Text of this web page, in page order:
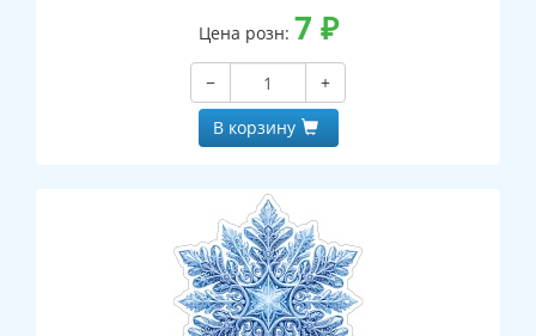
Цена розн: 7 ₽
−
+
В корзину